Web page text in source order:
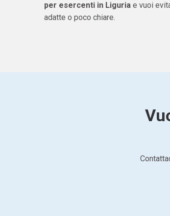
per esercenti in Liguriae vuoi
adatte o poco chiare.